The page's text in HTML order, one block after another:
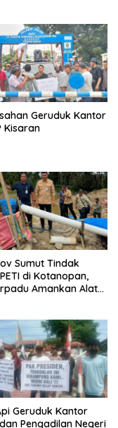
Geruduk Kantor
Kisaran
Sumut Tindak
di Kotanopan,
Amankan Alat
Geruduk Kantor
Pengadilan Negeri